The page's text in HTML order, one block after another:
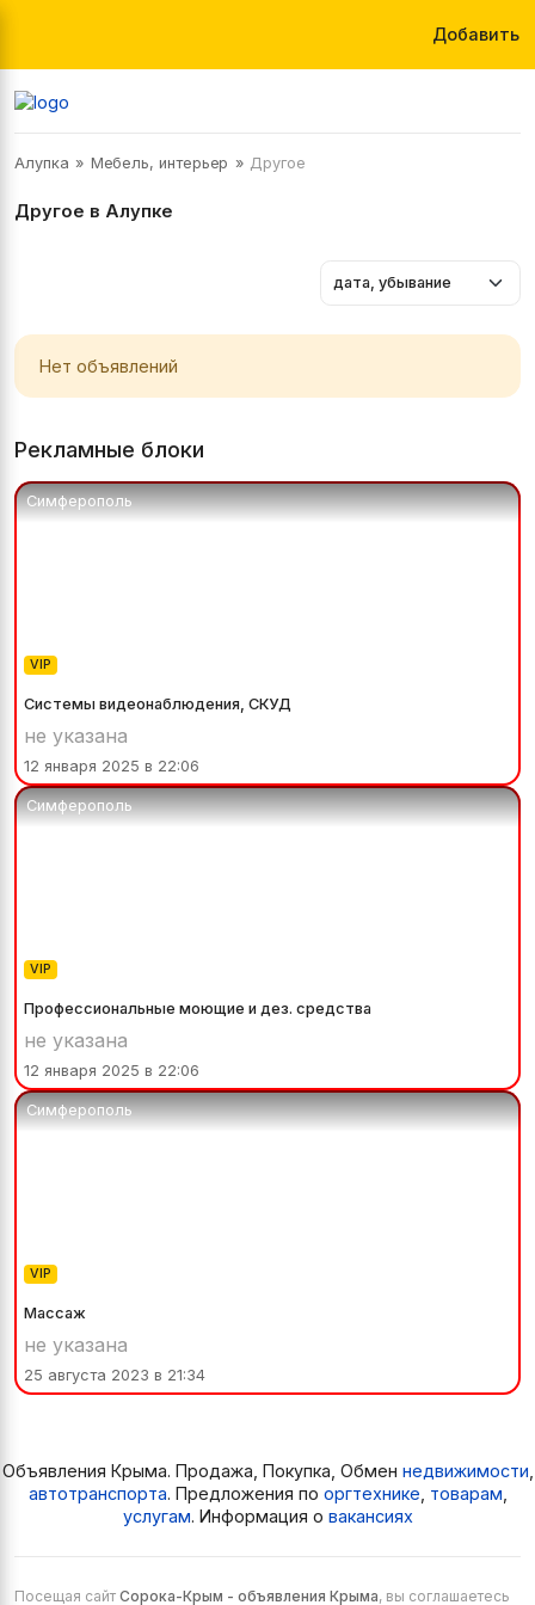
Добавить
Алупка Мебель, интерьер Другое
Другое в Алупке
Нет объявлений
Рекламные блоки
Симферополь
VIP
Системы видеонаблюдения, СКУД
не указана
12 января 2025 в 22:06
Симферополь
VIP
Профессиональные моющие и дез. средства
не указана
12 января 2025 в 22:06
Симферополь
VIP
Массаж
не указана
25 августа 2023 в 21:34
Объявления Крыма. Продажа, Покупка, Обмен недвижимости
автотранспорта. Предложения по оргтехнике товарам
услугам. Информация о вакансиях
Посещая сайт Сорока-Крым - объявления Крыма, вы соглашаетесь